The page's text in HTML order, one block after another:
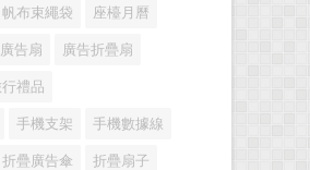
帆布束繩袋 座檯月曆
廣告扇 廣告折疊扇
禮品
手機支架 手機數據線
折疊廣告傘 折疊扇子